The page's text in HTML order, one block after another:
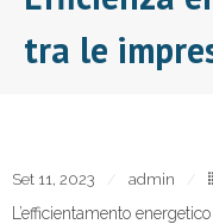
tra le
Set 11, 2023 admin
L’efficientamento